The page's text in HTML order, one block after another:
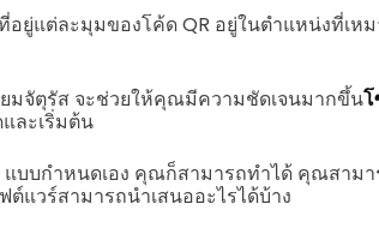
อยู่แต่ละมุมของโค้ด QR อยู่ในตำแหน่งที่เห
มจัตุรัส จะช่วยให้คุณมีความชัดเจนมากขึ้นโ
ละเริ่มต้น
บบกำหนดเอง คุณก็สามารถทำได้ คุณสามา
แวร์สามารถนำเสนออะไรได้บ้าง